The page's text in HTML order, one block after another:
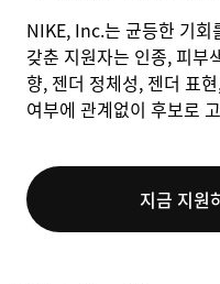
NIKE, Inc.는 균등한 기회
갖춘 지원자는 인종, 피부
향, 젠더 정체성, 젠더 표
여부에 관계없이 후보로
지금 지원